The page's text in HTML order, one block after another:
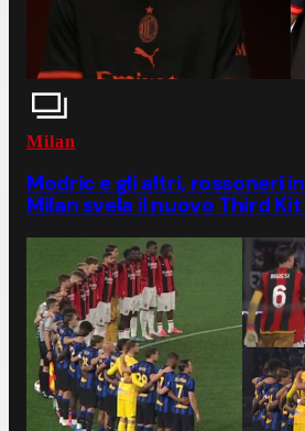
Milan
Modric e gli altri, rossoneri
Milan svela il nuovo Third